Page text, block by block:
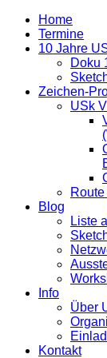
Home
Termine
10 Jahre
Doku
Zeichen-
USk
Blog
Liste
Info
Über
Kontakt